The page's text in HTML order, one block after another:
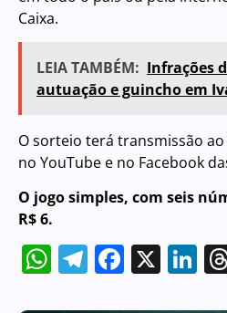
Caixa.
LEIA TAMBÉM: Infrações
autuação e guincho em
O sorteio terá transmissão
no YouTube e no Facebook
O jogo simples, com seis
R$ 6.
WhatsApp
Telegram
X